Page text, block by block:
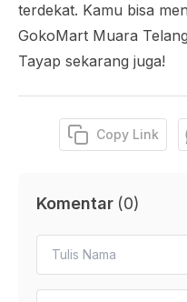
terdekat. Kamu bisa
GokoMart Muara
Tayap sekarang juga!
Copy Link
Komentar (0)